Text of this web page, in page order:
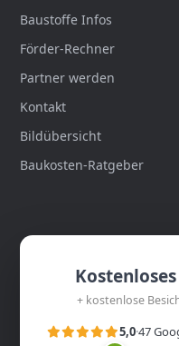
+ kostenlose
5,0·47
Baustoffe Infos
Förder-Rechner
Partner werden
Kontakt
Bildübersicht
Baukosten-Ratgeber